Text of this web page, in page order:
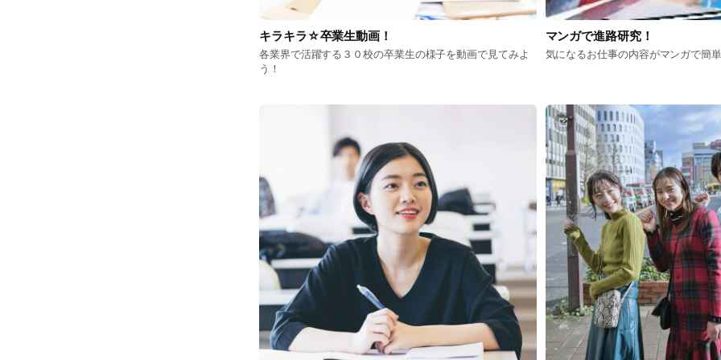
キラキラ☆卒業生動画！
各業界で活躍する３０校の卒業生の様子を動画で見てみよ
う！
マンガで進路研究！
気になるお仕事の内容がマンガで簡